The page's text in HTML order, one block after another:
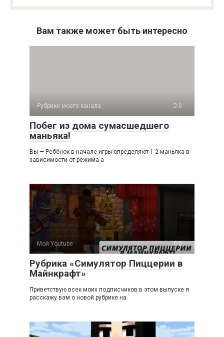
Вам также может быть интересно
Рубрики моего канала 0
Побег из дома сумасшедшего
маньяка!
Вы — Ребёнок в начале игры определяют 1-2 маньяка в
зависимости от режима а
Мой Youtube 0
Рубрика «Симулятор Пиццерии в
Майнкрафт»
Приветствую всех моих подписчиков в этом выпуске я
расскажу вам о новой рубрике на